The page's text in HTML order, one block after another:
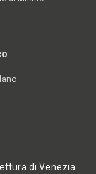
di Venezia